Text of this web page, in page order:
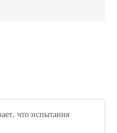
что испытания